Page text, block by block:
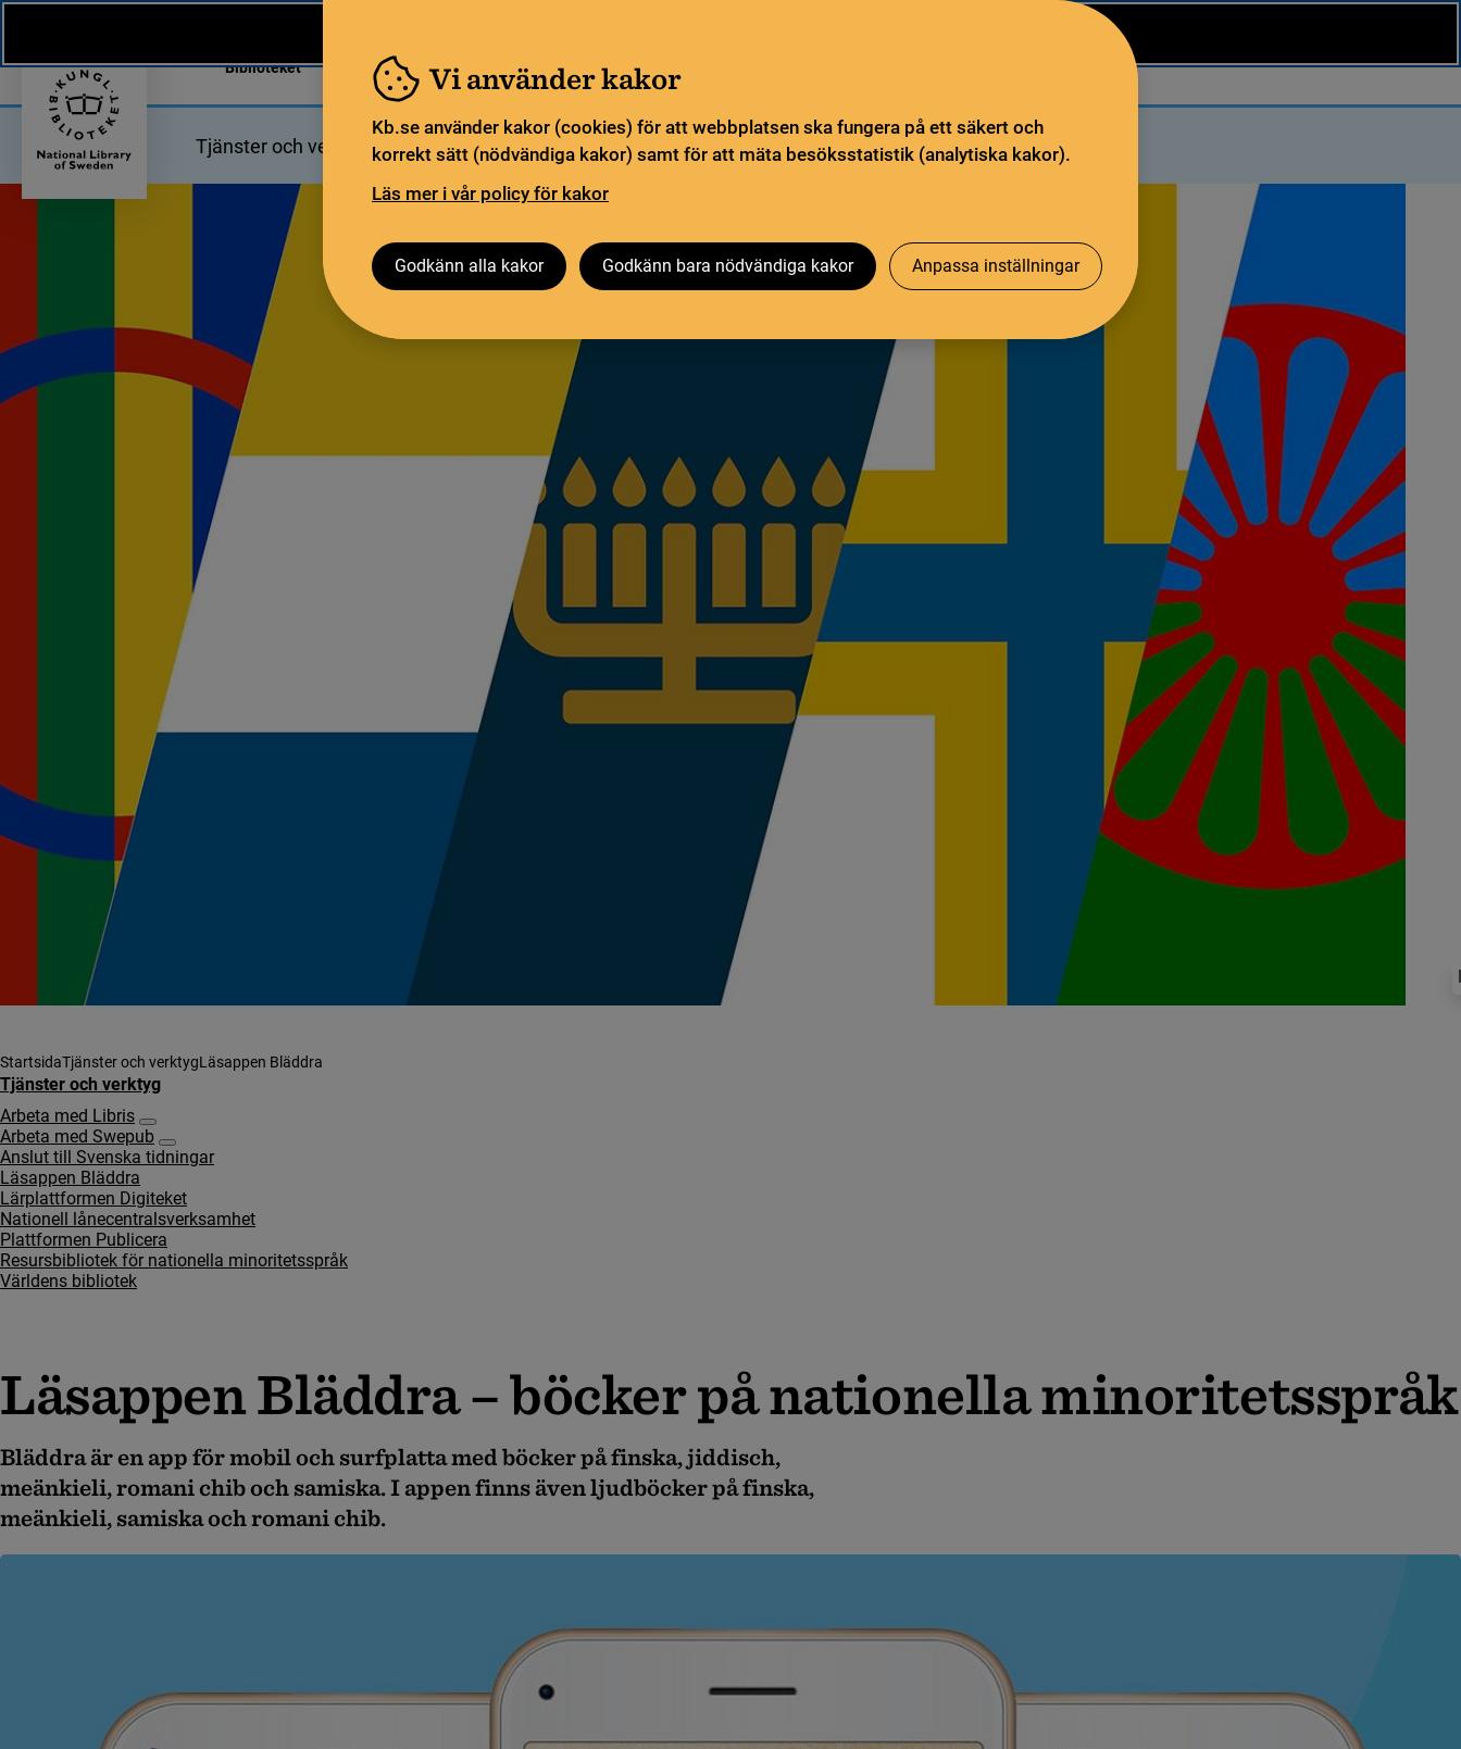
Vi använder kakor
Kb.se använder kakor (cookies) för att webbplatsen ska fungera på ett säkert och
korrekt sätt (nödvändiga kakor) samt för att mäta besöksstatistik (analytiska kakor).
Läs mer i vår policy för kakor
Godkänn alla kakor Godkänn bara nödvändiga kakor Anpassa inställningar
Biblioteket För bibliotekssektorn Pliktleverans och ISBN
Tjänster och verktyg Biblioteksstatistik Öppen vetenskap Biblioteksutveckling
StartsidaTjänster och verktygLäsappen Bläddra
Tjänster och verktyg
Arbeta med Libris
Undersidor för Arbeta med Libris
Arbeta med Swepub
Undersidor för Arbeta med Swepub
Anslut till Svenska tidningar
Läsappen Bläddra
Lärplattformen Digiteket
Nationell lånecentralsverksamhet
Plattformen Publicera
Resursbibliotek för nationella minoritetsspråk
Världens bibliotek
Läsappen Bläddra – böcker på nationella mino­ri­tets­språk
Bläddra är en app för mobil och surfplatta med böcker på finska, jiddisch,
meänkieli, romani chib och samiska. I appen finns även ljudböcker på finska,
meänkieli, samiska och romani chib.